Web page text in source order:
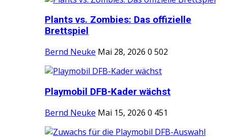
Plants vs. Zombies: Das offizielle
Brettspiel
Bernd Neuke Mai 28, 2026 0 502
Playmobil DFB-Kader wächst
Bernd Neuke Mai 15, 2026 0 451